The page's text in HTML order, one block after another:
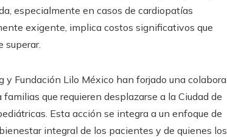
especialmente en casos de cardiopatías
exigente, implica costos significativos que
superar.
Fundación Lilo México han forjado una
que requieren desplazarse a la Ciudad de
Esta acción se integra a un enfoque de
integral de los pacientes y de quienes los